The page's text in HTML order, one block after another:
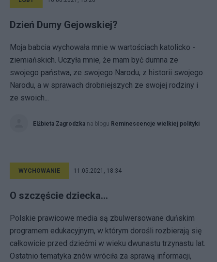
Dzień Dumy Gejowskiej?
Moja babcia wychowała mnie w wartościach katolicko -
ziemiańskich. Uczyła mnie, że mam być dumna ze
swojego państwa, ze swojego Narodu, z historii swojego
Narodu, a w sprawach drobniejszych ze swojej rodziny i
ze swoich...
Elżbieta Zagrodzka na blogu Reminescencje wielkiej polityki
WYCHOWANIE 11.05.2021, 18:34
O szczęście dziecka...
Polskie prawicowe media są zbulwersowane duńskim
programem edukacyjnym, w którym dorośli rozbierają się
całkowicie przed dziećmi w wieku dwunastu trzynastu lat.
Ostatnio tematyka znów wróciła za sprawą informacji,